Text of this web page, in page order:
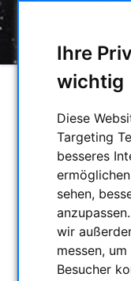
Ihre
wichtig
Diese
Targeting
besseres
sehen,
wir
messen,
Besucher
KATEGORIEN
AKTUELLE